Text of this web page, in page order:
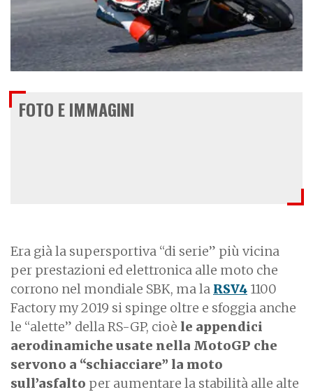
€ 25.199
FOTO E IMMAGINI
Era già la supersportiva “di serie” più vicina
per prestazioni ed elettronica alle moto che
corrono nel mondiale SBK, ma la RSV4 1100
Factory my 2019 si spinge oltre e sfoggia anche
le “alette” della RS-GP, cioè le appendici
aerodinamiche usate nella MotoGP che
servono a “schiacciare” la moto
sull’asfalto per aumentare la stabilità alle alte